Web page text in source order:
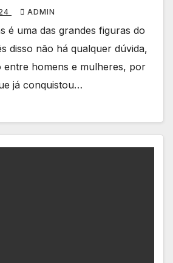
ADMIN
é uma das grandes figuras do
disso não há qualquer dúvida,
entre homens e mulheres, por
já conquistou…